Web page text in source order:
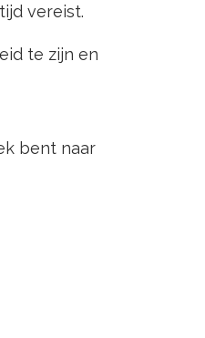
vereist.
te zijn en
bent naar